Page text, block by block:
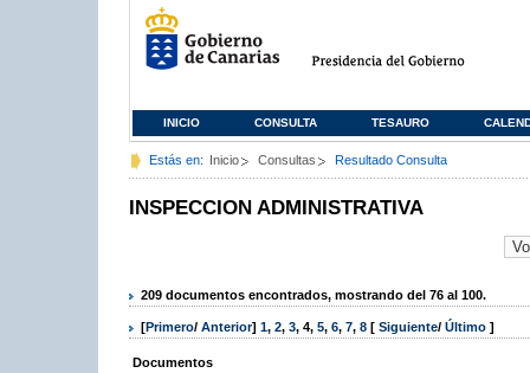
INICIO CONSULTA TESAURO
Estás en: Inicio Consultas Resultado Consulta
INSPECCION ADMINISTRATIVA
209 documentos encontrados, mostrando del 76 al 100.
[Primero/ Anterior] 1, 2, 3, 4, 5, 6, 7, 8 [ Siguiente/ Último ]
Documentos